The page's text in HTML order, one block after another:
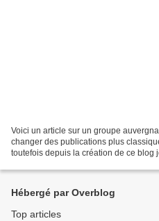
Voici un article sur un groupe
changer des publications plus
toutefois depuis la création de ce blog
Hébergé par Overblog
Top articles